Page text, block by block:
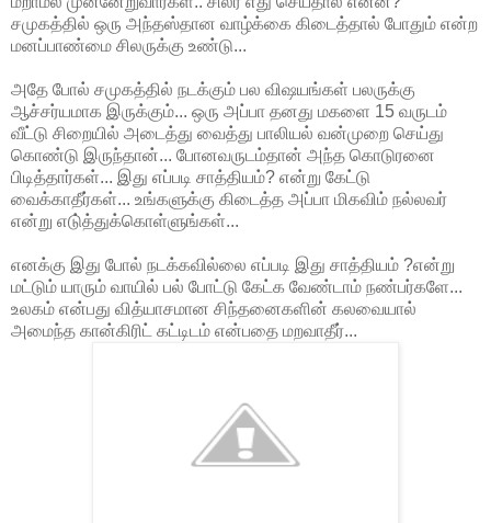
சமுகத்தில் ஒரு அந்தஸ்தான வாழ்க்கை கிடைத்தால் போதும் என்ற
மனப்பாண்மை சிலருக்கு உண்டு...
அதே போல் சமுகத்தில் நடக்கும் பல விஷயங்கள் பலருக்கு
ஆச்சர்யமாக இருக்கும்... ஒரு அப்பா தனது மகளை 15 வருடம்
வீட்டு சிறையில் அடைத்து வைத்து பாலியல் வன்முறை செய்து
கொண்டு இருந்தான்... போனவருடம்தான் அந்த கொடுரனை
பிடித்தார்கள்... இது எப்படி சாத்தியம்? என்று கேட்டு
வைக்காதீர்கள்... உங்களுக்கு கிடைத்த அப்பா மிகவிம் நல்லவர்
என்று எடு்த்துக்கொள்ளுங்கள்...
எனக்கு இது போல் நடக்கவில்லை எப்படி இது சாத்தியம் ?என்று
மட்டும் யாரும் வாயில் பல் போட்டு கேட்க வேண்டாம் நண்பர்களே...
உலகம் என்பது வித்யாசமான சிந்தனைகளின் கலவையால்
அமைந்த கான்கிரிட் கட்டிடம் என்பதை மறவாதீர்...